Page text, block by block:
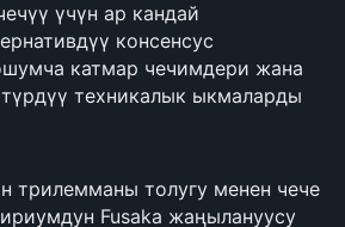
үчүн ар кандай
консенсус
катмар чечимдери жана
техникалык ыкмаларды
трилемманы толугу менен чече
Fusaka жаңылануусу